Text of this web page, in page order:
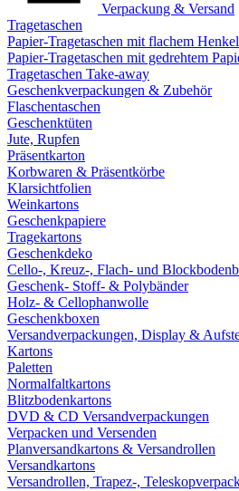
Verpackung & Versand
Tragetaschen
Papier-Tragetaschen mit flachem Henkel
Papier-Tragetaschen mit gedrehtem
Tragetaschen Take-away
Geschenkverpackungen & Zubehör
Flaschentaschen
Geschenktüten
Jute, Rupfen
Präsentkarton
Korbwaren & Präsentkörbe
Klarsichtfolien
Weinkartons
Geschenkpapiere
Tragekartons
Geschenkdeko
Cello-, Kreuz-, Flach- und
Geschenk- Stoff- & Polybänder
Holz- & Cellophanwolle
Geschenkboxen
Versandverpackungen, Display &
Kartons
Paletten
Normalfaltkartons
Blitzbodenkartons
DVD & CD Versandverpackungen
Verpacken und Versenden
Planversandkartons & Versandrollen
Versandkartons
Versandrollen, Trapez-,